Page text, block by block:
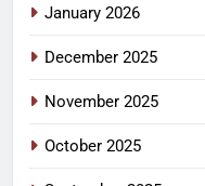
January 2026
December 2025
November 2025
October 2025